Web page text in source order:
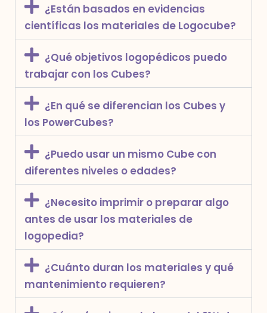
¿Están basados en evidencias
científicas los materiales de Logocube?
¿Qué objetivos logopédicos puedo
trabajar con los Cubes?
¿En qué se diferencian los Cubes y
los PowerCubes?
¿Puedo usar un mismo Cube con
diferentes niveles o edades?
¿Necesito imprimir o preparar algo
antes de usar los materiales de
logopedia?
¿Cuánto duran los materiales y qué
mantenimiento requieren?